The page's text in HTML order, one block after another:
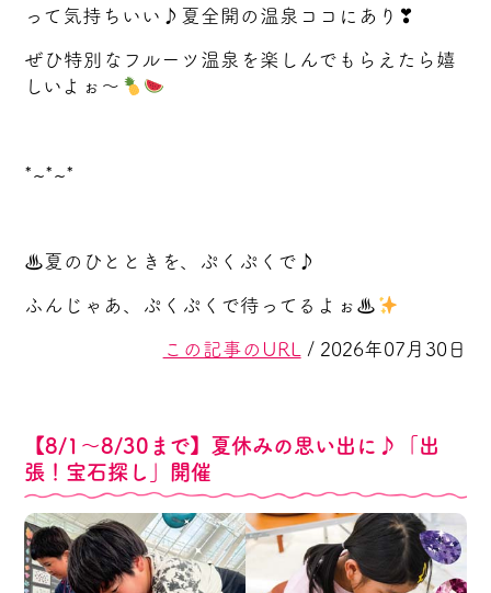
って気持ちいい♪夏全開の温泉ココにあり❣
ぜひ特別なフルーツ温泉を楽しんでもらえたら嬉
しいよぉ～
*~*~*
♨夏のひとときを、ぷくぷくで♪
ふんじゃあ、ぷくぷくで待ってるよぉ♨
この記事のURL / 2026年07月30日
【8/1～8/30まで】夏休みの思い出に♪「出
張！宝石探し」開催